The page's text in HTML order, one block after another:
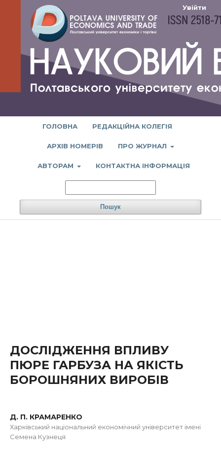
ГОЛОВНА РЕДАКЦІЙНА КОЛЕГІЯ
АРХІВ НОМЕРІВ ПРО ЖУРНАЛ
АВТОРАМ КОНТАКТНА ІНФОРМАЦІЯ
Пошук
Увійти
ДОСЛІДЖЕННЯ ВПЛИВУ
ПЮРЕ ГАРБУЗА НА ЯКІСТЬ
БОРОШНЯНИХ ВИРОБІВ
Д. П. КРАМАРЕНКО
Харківський національний економічний університет імені
Семена Кузнеця